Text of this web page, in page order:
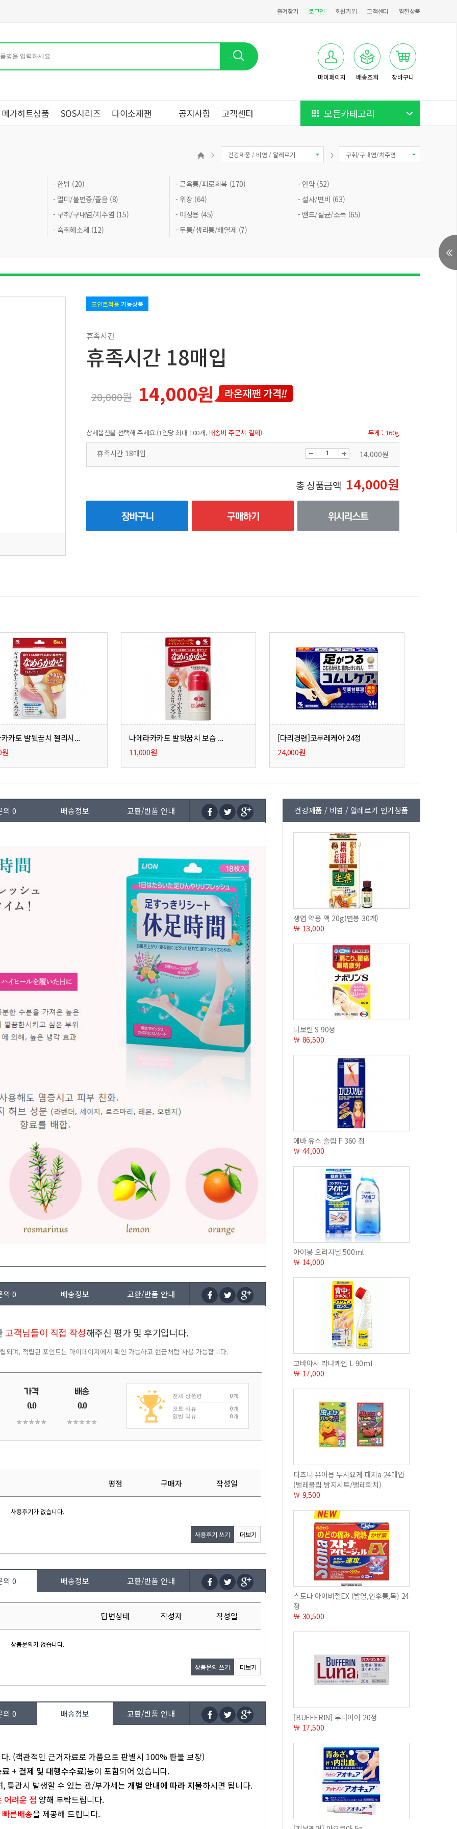
즐겨찾기 로그인 회원가입 고객센터 찜한상품
마이페이지 배송조회 장바구니
메가히트상품 SOS시리즈 다이소재팬 공지사항 고객센터 모든카테고리
구취/구내염/치주염
건강제품 / 비염 / 알레르기
- 한방 (20) - 근육통/피로회복 (170)
- 안약 (52)
- 멀미/불면증/졸음 (8)
- 위장 (64)
- 설사/변비 (63)
- 구취/구내염/치주염 (15)
- 여성용 (45)
- 밴드/살균/소독 (65)
- 숙취해소제 (12)
- 두통/생리통/해열제 (7)
포인트적용가능상품
휴족시간
휴족시간 18매입
20,000원 14,000원
상세옵션을 선택해 주세요.(1인당 최대 100개, 배송비 주문시 결제) 무게 : 160g
휴족시간 18매입 14,000원
14,000원
총 상품금액
카토 발뒷꿈치 젤리시...
나메라카카토 발뒷꿈치 보습 ...
11,000원
[다리경련]코무레케아 24정
24,000원
의 0 배송정보 교환/반품 안내
의 0 배송정보 교환/반품 안내
고객님들이 직접 작성해주신 평가 및 후기입니다.
며, 적립된 포인트는 마이페이지에서 확인 가능하고 현금처럼 사용 가능합니다.
0.0 0.0
전체 상품평 0개
포토 리뷰 0개
일반 리뷰
0개
평점 구매자 작성일
사용후기가 없습니다.
사용후기 쓰기 더보기
의 0 배송정보 교환/반품 안내
답변상태 작성자 작성일
상품문의가 없습니다.
상품문의 쓰기 더보기
의 0 배송정보 교환/반품 안내
. (객관적인 근거자료로 가품으로 판별시 100% 환불 보장)
+ 결제 및 대행수수료)등이 포함되어 있습니다.
관시 발생할 수 있는 관/부가세는 개별 안내에 따라 지불하시면 됩니다.
어려운 점 양해 부탁드립니다.
빠른배송을 제공해 드립니다.
건강제품 / 비염 / 알레르기 인기상품
생엽 약용 액 20g(면봉 30개)
￦ 13,000
나보린 S 90정
￦ 86,500
에바 유스 슬림 F 360 정
￦ 44,000
아이봉 오리지널 500ml
￦ 14,000
고바야시 라나케인 L 90ml
￦ 17,000
디즈니 유아용 무시요케 패치a 24매입
(벌레물림 방지시트/벌레퇴치)
￦ 9,500
스토나 아이비젤EX (발열,인후통,목) 24
정
￦ 30,500
[BUFFERIN] 루나아이 20정
￦ 17,500